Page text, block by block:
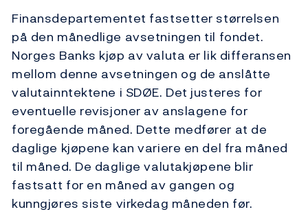
Finansdepartementet fastsetter størrelsen
på den månedlige avsetningen til fondet.
Norges Banks kjøp av valuta er lik differansen
mellom denne avsetningen og de anslåtte
valutainntektene i SDØE. Det justeres for
eventuelle revisjoner av anslagene for
foregående måned. Dette medfører at de
daglige kjøpene kan variere en del fra måned
til måned. De daglige valutakjøpene blir
fastsatt for en måned av gangen og
kunngjøres siste virkedag måneden før.